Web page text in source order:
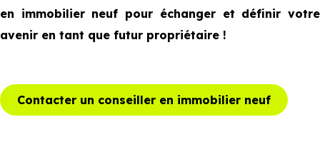
en immobilier neuf pour échanger et définir votre
avenir en tant que futur propriétaire !
Contacter un conseiller en immobilier neuf